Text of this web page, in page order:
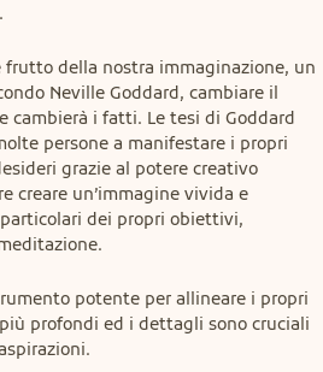
frutto della nostra immaginazione, un
Neville Goddard, cambiare il
cambierà i fatti. Le tesi di Goddard
persone a manifestare i propri
grazie al potere creativo
creare un’immagine vivida e
dei propri obiettivi,
potente per allineare i propri
profondi ed i dettagli sono cruciali